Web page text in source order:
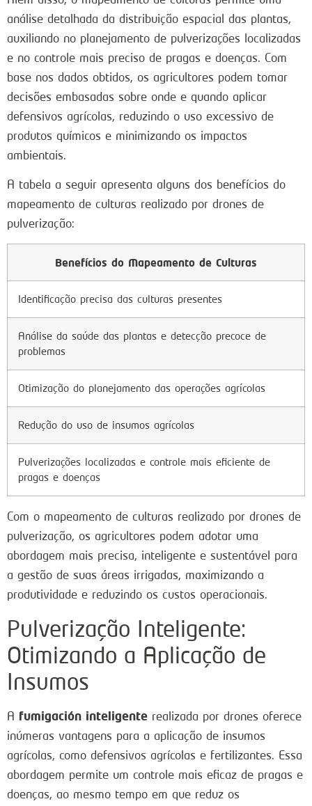
análise detalhada da distribuição espacial das plantas,
auxiliando no planejamento de pulverizações localizadas
e no controle mais preciso de pragas e doenças. Com
base nos dados obtidos, os agricultores podem tomar
decisões embasadas sobre onde e quando aplicar
defensivos agrícolas, reduzindo o uso excessivo de
produtos químicos e minimizando os impactos
ambientais.
A tabela a seguir apresenta alguns dos benefícios do
mapeamento de culturas realizado por drones de
pulverização:
Benefícios do Mapeamento de Culturas
Identificação precisa das culturas presentes
Análise da saúde das plantas e detecção precoce de
problemas
Otimização do planejamento das operações agrícolas
Redução do uso de insumos agrícolas
Pulverizações localizadas e controle mais eficiente de
pragas e doenças
Com o mapeamento de culturas realizado por drones de
pulverização, os agricultores podem adotar uma
abordagem mais precisa, inteligente e sustentável para
a gestão de suas áreas irrigadas, maximizando a
produtividade e reduzindo os custos operacionais.
Pulverização Inteligente:
Otimizando a Aplicação de
Insumos
A fumigación inteligente realizada por drones oferece
inúmeras vantagens para a aplicação de insumos
agrícolas, como defensivos agrícolas e fertilizantes. Essa
abordagem permite um controle mais eficaz de pragas e
doenças, ao mesmo tempo em que reduz os